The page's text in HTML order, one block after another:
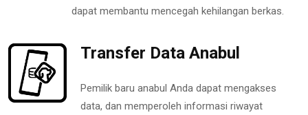
dapat membantu mencegah kehilangan berkas.
Transfer Data Anabul
Pemilik baru anabul Anda dapat mengakses
data, dan memperoleh informasi riwayat